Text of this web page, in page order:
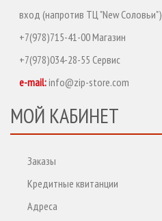
вход (напротив ТЦ "New Соловьи")
+7(978)715-41-00 Магазин
+7(978)034-28-55 Сервис
e-mail:info@zip-store.com
МОЙ КАБИНЕТ
Заказы
Кредитные квитанции
Адреса